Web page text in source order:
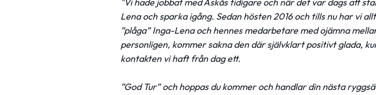
Lena och sparka igång. Sedan hösten 2016 och tills nu har vi
”plåga” Inga-Lena och hennes medarbetare med ojämna
personligen, kommer sakna den där självklart positivt glada,
kontakten vi haft från dag ett.
”God Tur” och hoppas du kommer och handlar din nästa